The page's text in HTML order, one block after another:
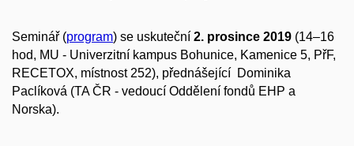
Seminář (program) se uskuteční 2. prosince 2019 (14–16
hod, MU - Univerzitní kampus Bohunice, Kamenice 5, PřF,
RECETOX, místnost 252), přednášející Dominika
Paclíková (TA ČR - vedoucí Oddělení fondů EHP a
Norska).